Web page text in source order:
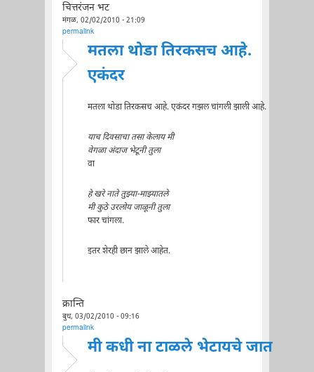
चित्तरंजन भट
मंगळ, 02/02/2010 - 21:09
permalink
मतला थोडा तिरकसच आहे.
एकंदर
मतला थोडा तिरकसच आहे. एकंदर गझल चांगली झाली आहे.
याच दिवसाचा तसा केलाय मी
वेगळा अंदाज भेटूनी तुला
वा
हे खरे नाते तुझ्या-माझ्यातले
मी कुठे उरलोय जाळूनी तुला
फार चांगला.
इतर शेरही छान झाले आहेत.
क्रान्ति
बुध, 03/02/2010 - 09:16
permalink
मी कधी ना टाळले भेटायचे जात